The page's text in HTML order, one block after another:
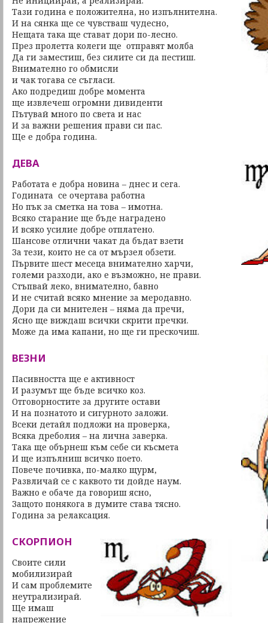
Тази година е положителна, но изпълнителна.
И на сянка ще се чувстваш чудесно,
Нещата така ще стават дори по-лесно.
През пролетта колеги ще отправят молба
Да ги заместиш, без силите си да пестиш.
Внимателно го обмисли
и чак тогава се съгласи.
Ако подредиш добре момента
ще извлечеш огромни дивиденти
Пътувай много по света и нас
И за важни решения прави си пас.
Ще е добра година.
ДЕВА
Работата е добра новина – днес и сега.
Годината се очертава работна
Но пък за сметка на това – имотна.
Всяко старание ще бъде наградено
И всяко усилие добре отплатено.
Шансове отлични чакат да бъдат взети
За тези, които не са от мързел обзети.
Първите шест месеца внимателно харчи,
големи разходи, ако е възможно, не прави.
Стъпвай леко, внимателно, бавно
И не считай всяко мнение за меродавно.
Дори да си мнителен – няма да пречи,
Ясно ще виждаш всички скрити пречки.
Може да има капани, но ще ги прескочиш.
ВЕЗНИ
Пасивността ще е активност
И разумът ще бъде всичко коз.
Отговорностите за другите остави
И на познатото и сигурното заложи.
Всеки детайл подложи на проверка,
Всяка дреболия – на лична заверка.
Така ще обърнеш към себе си късмета
И ще изпълниш всичко поето.
Повече почивка, по-малко щурм,
Развличай се с каквото ти дойде наум.
Важно е обаче да говориш ясно,
Защото понякога в думите става тясно.
Година за релаксация.
СКОРПИОН
Своите сили
мобилизирай
И сам проблемите
неутрализирай.
Ще имаш
напрежение